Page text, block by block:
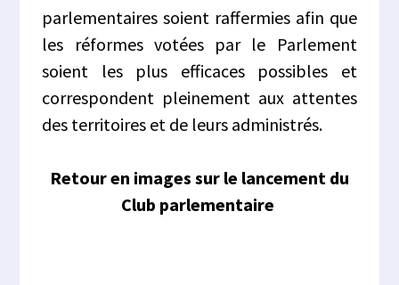
parlementaires soient raffermies afin que
les réformes votées par le Parlement
soient les plus efficaces possibles et
correspondent pleinement aux attentes
des territoires et de leurs administrés.
Retour en images sur le lancement du
Club parlementaire